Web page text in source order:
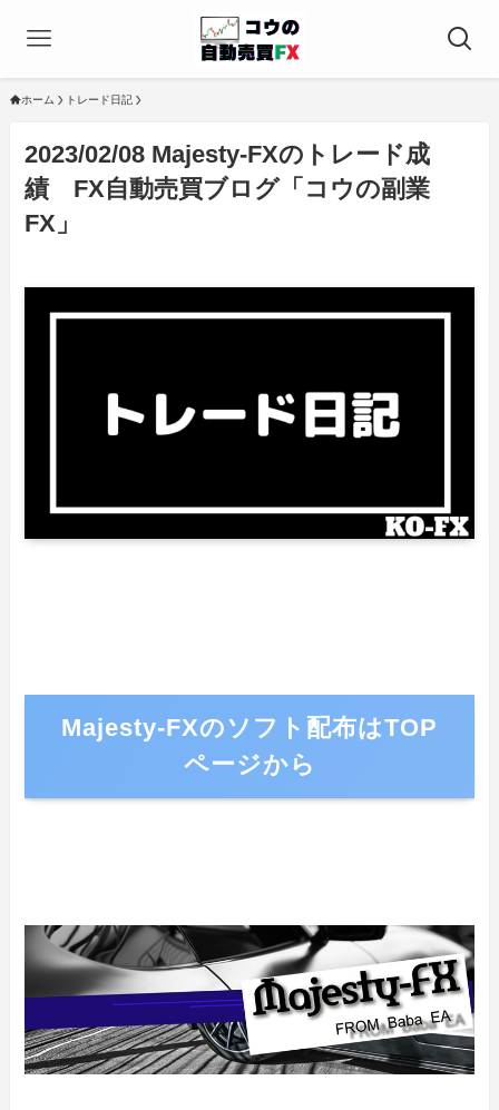
ホーム トレード日記
2023/02/08 Majesty-FXのトレード成
績 FX自動売買ブログ「コウの副業
FX」
Majesty-FXのソフト配布はTOP
ページから